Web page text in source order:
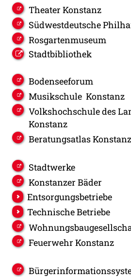
Theater Konstanz
Südwestdeutsche
Rosgartenmuseum
Stadtbibliothek
Bodenseeforum
Musikschule Konstanz
Volkshochschule des
Konstanz
Beratungsatlas Konstanz
Stadtwerke
Konstanzer Bäder
Entsorgungsbetriebe
Technische Betriebe
Feuerwehr Konstanz